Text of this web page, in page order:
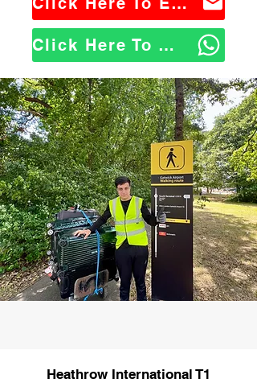
Click Here To WhatsApp Us
Heathrow International T1